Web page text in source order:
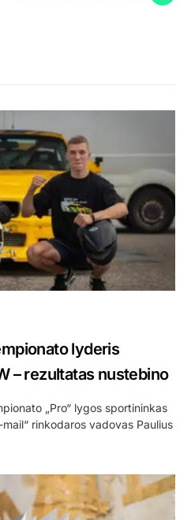
lyderis
– rezultatas nustebino
„Pro“ lygos sportininkas
rinkodaros vadovas Paulius